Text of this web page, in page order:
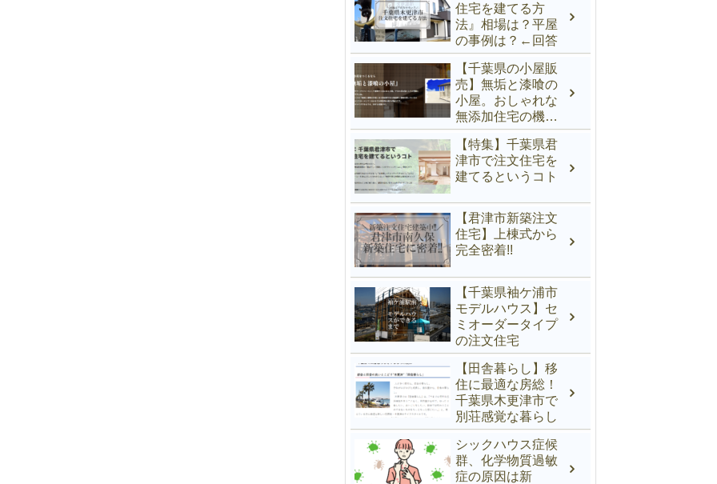
住宅を建てる方
法』相場は？平屋
の事例は？←回答
【千葉県の小屋販
売】無垢と漆喰の
小屋。おしゃれな
無添加住宅の機能
性完備
【特集】千葉県君
津市で注文住宅を
建てるというコト
【君津市新築注文
住宅】上棟式から
完全密着!!
【千葉県袖ケ浦市
モデルハウス】セ
ミオーダータイプ
の注文住宅
【田舎暮らし】移
住に最適な房総！
千葉県木更津市で
別荘感覚な暮らし
シックハウス症候
群、化学物質過敏
症の原因は新